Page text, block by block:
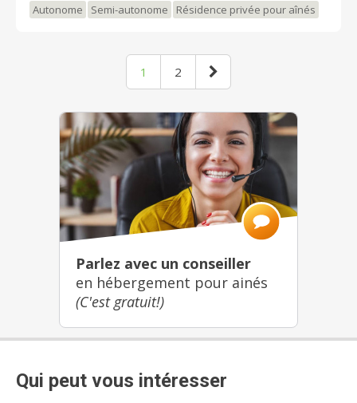
d'un centre d'activités communautaires et de
Autonome Semi-autonome Résidence privée pour aînés
1 2
Parlez avec un conseiller
en hébergement pour ainés
(C'est gratuit!)
Qui peut vous intéresser